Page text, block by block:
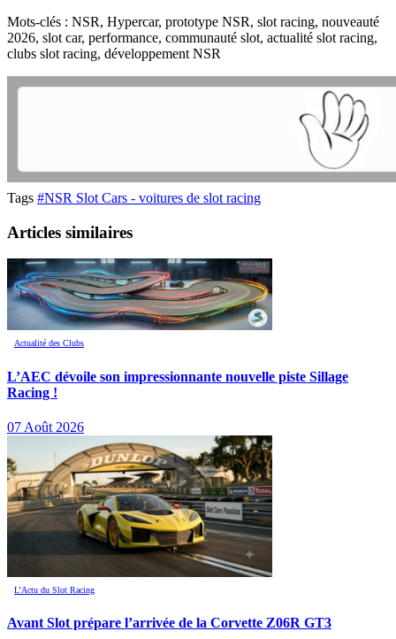
Mots-clés : NSR, Hypercar, prototype NSR, slot racing, nouveauté
2026, slot car, performance, communauté slot, actualité slot racing,
clubs slot racing, développement NSR
Tags #NSR Slot Cars - voitures de slot racing
Articles similaires
Actualité des Clubs
L’AEC dévoile son impressionnante nouvelle piste Sillage
Racing !
07 Août 2026
L’Actu du Slot Racing
Avant Slot prépare l’arrivée de la Corvette Z06R GT3